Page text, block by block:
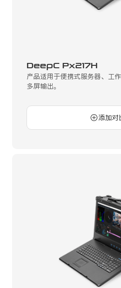
DeepC Px217H
产品适用于便携式服务器、工
多屏输出。
添加对